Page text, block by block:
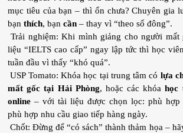
mục tiêu của bạn – thì ổn chưa? Chuyên gia
bạn thích, bạn cần – thay vì “theo số đông”.
Trải nghiệm: Khi mình giảng cho người mất gốc, nếu tôi đưa tài
liệu “IELTS cao cấp” ngay lập tức thì học
tuần đầu vì thấy “khó quá”.
USP Tomato: Khóa học tại trung tâm có lựa
mất gốc tại Hải Phòng, hoặc các khóa học
online – với tài liệu được chọn lọc: phù hợp
phù hợp nhu cầu giao tiếp hàng ngày.
Chốt: Đừng để “có sách” thành thảm họa – hãy để sách là công cụ